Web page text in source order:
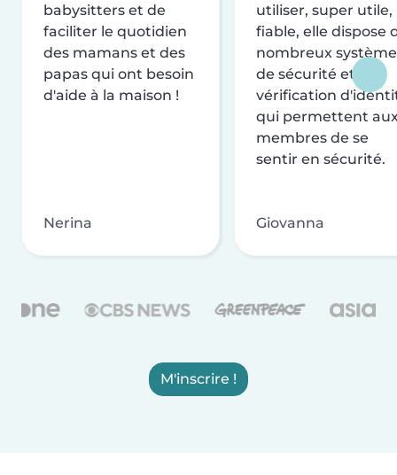
babysitters et de
faciliter le quotidien
des mamans et des
papas qui ont besoin
d'aide à la maison !
Nerina
utiliser, super utile,
fiable, elle dispose
nombreux
de sécurité et de
vérification
qui permettent
membres de se
sentir en sécurité.
Giovanna
M'inscrire !